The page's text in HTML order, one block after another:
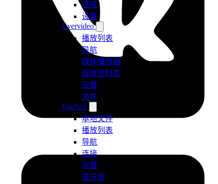
连接
设置
Evervideo
播放列表
导航
媒体播放器
媒体资料库
设置
文件
Flacbox
本地文件
播放列表
导航
连接
设置
音乐库